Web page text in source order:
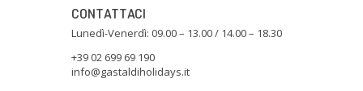
CONTATTACI
Lunedì-Venerdì: 09.00 – 13.00 / 14.00 – 18.30
+39 02 699 69 190
info@gastaldiholidays.it